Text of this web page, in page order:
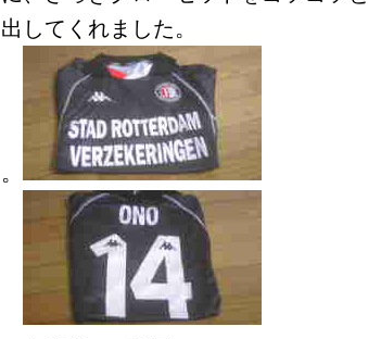
出してくれました。
。